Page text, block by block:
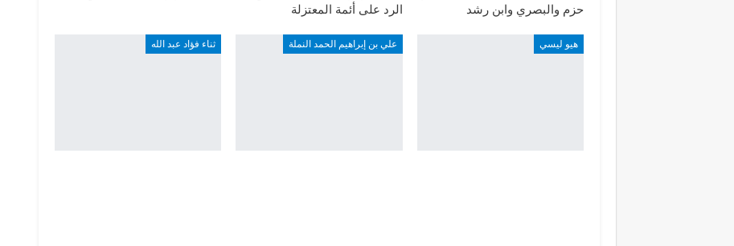
حزم والبصري وابن رشد
الرد على أئمة المعتزلة
هيو ليسي علي بن إبراهيم الحمد النملة ثناء فؤاد عبد الله